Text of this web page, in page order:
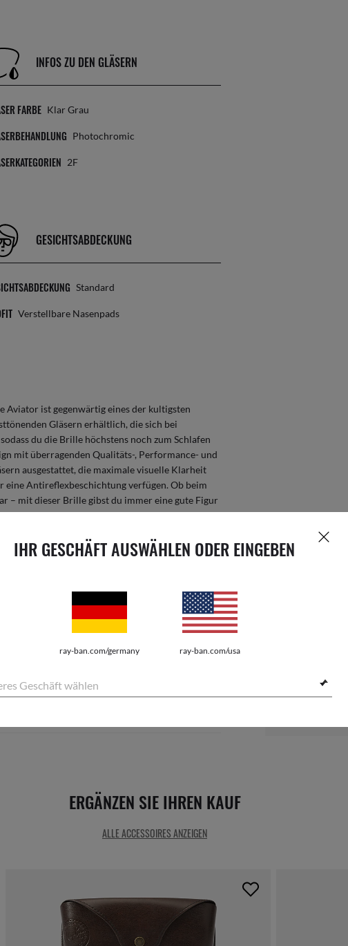
IHR GESCHÄFT AUSWÄHLEN ODER EINGEBEN
ray-ban.com/germany ray-ban.com/usa
Geschäft wählen
INFOS ZU DEN GLÄSERN
FARBE Klar Grau
Photochromic
2F
GESICHTSABDECKUNG
Standard
Verstellbare Nasenpads
ist gegenwärtig eines der kultigsten
Gläsern erhältlich, die sich bei
du die Brille höchstens noch zum Schlafen
mit überragenden Qualitäts-, Performance- und
ausgestattet, die maximale visuelle Klarheit
eine Antireflexbeschichtung verfügen. Ob beim
– mit dieser Brille gibst du immer eine gute Figur
EUR154,40
ERGÄNZEN SIE IHREN KAUF
ALLE ACCESSOIRES ANZEIGEN